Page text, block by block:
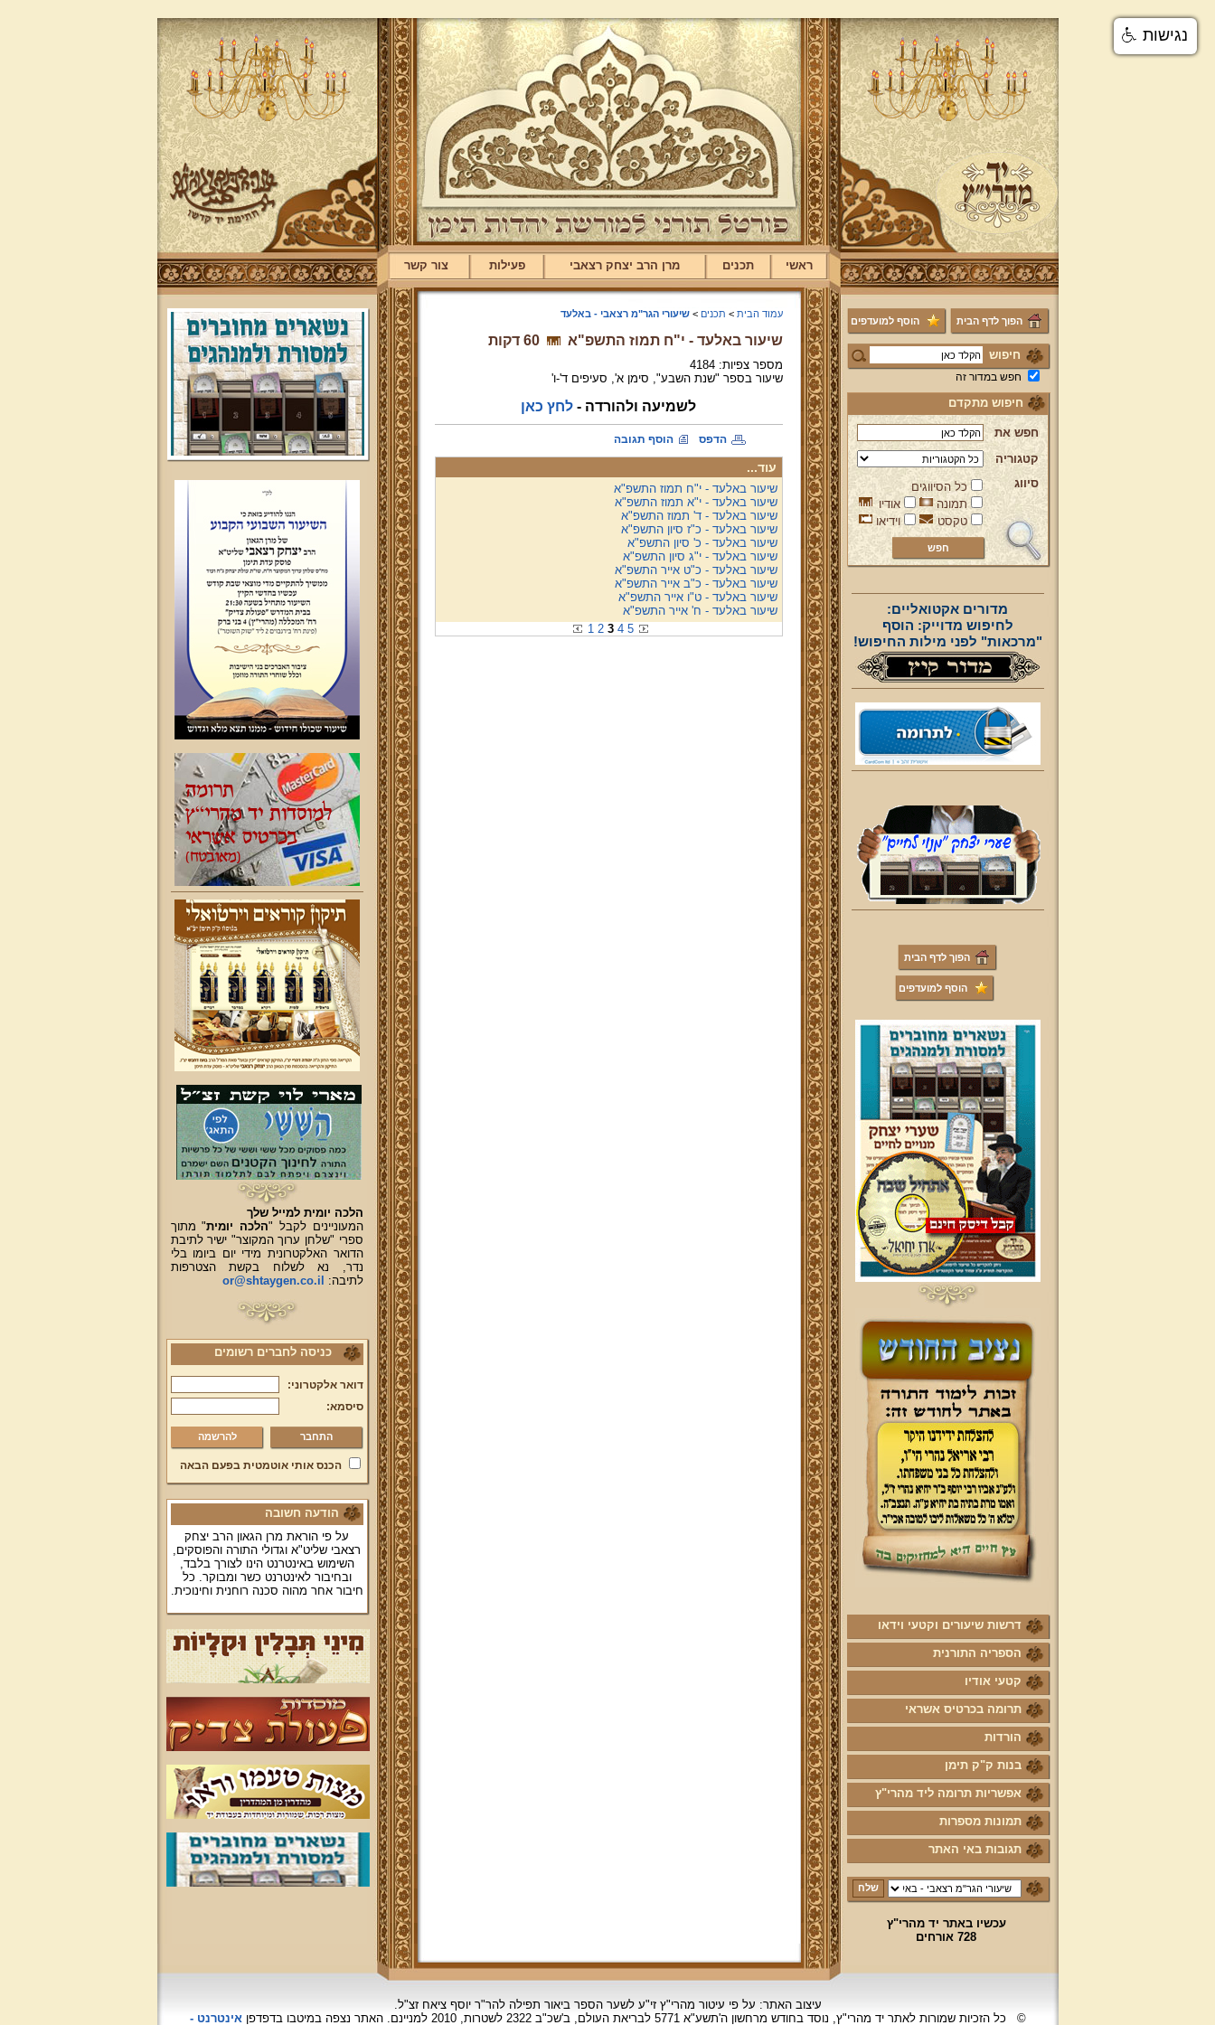
ראשי תכנים מרן הרב יצחק רצאבי פעילות צור קשר
הפוך לדף הבית הוסף למועדפים
חיפוש
חפש במדור זה
חיפוש מתקדם
חפש את
קטגוריה
סיווג
כל הסיווגים
תמונה
אודיו
טקסט
וידיאו
מדורים אקטואליים:
לחיפוש מדוייק: הוסף
"מרכאות" לפני מילות החיפוש!
הפוך לדף הבית
הוסף למועדפים
דרשות שיעורים וקטעי וידאו
הספריה התורנית
קטעי אודיו
תרומה בכרטיס אשראי
הורדות
בנות ק"ק תימן
אפשריות תרומה ליד מהרי"ץ
תמונות מספרות
תגובות באי האתר
עכשיו באתר יד מהרי"ץ
728 אורחים
עמוד הבית > תכנים >שיעורי הגר"מ רצאבי - באלעד
שיעור באלעד - י"ח תמוז התשפ"א 60 דקות
מספר צפיות: 4184
שיעור בספר "שנת השבע", סימן א', סעיפים ד'-ו'
לשמיעה ולהורדה - לחץ כאן
הדפס הוסף תגובה
עוד...
שיעור באלעד - י"ח תמוז התשפ"א
שיעור באלעד - י"א תמוז התשפ"א
שיעור באלעד - ד' תמוז התשפ"א
שיעור באלעד - כ"ז סיון התשפ"א
שיעור באלעד - כ' סיון התשפ"א
שיעור באלעד - י"ג סיון התשפ"א
שיעור באלעד - כ"ט אייר התשפ"א
שיעור באלעד - כ"ב אייר התשפ"א
שיעור באלעד - ט"ו אייר התשפ"א
שיעור באלעד - ח' אייר התשפ"א
1 2 3 4 5
הלכה יומית למייל שלך
המעוניינים לקבל "הלכה יומית" מתוך
ספרי "שלחן ערוך המקוצר" ישיר לתיבת
הדואר האלקטרונית מידי יום ביומו בלי
נדר, נא לשלוח בקשת הצטרפות
לתיבה:
or@shtaygen.co.il
כניסה לחברים רשומים
דואר אלקטרוני:
סיסמא:
להרשמה
הכנס אותי אוטמטית בפעם הבאה
הודעה חשובה
על פי הוראת מרן הגאון הרב יצחק
רצאבי שליט"א וגדולי התורה והפוסקים,
השימוש באינטרנט הינו לצורך בלבד,
ובחיבור לאינטרנט כשר ומבוקר. כל
חיבור אחר מהוה סכנה רוחנית וחינוכית.
עיצוב האתר: על פי עיטור מהרי"ץ זי"ע לשער הספר ביאור תפילה להר"ר יוסף ציאח זצ"ל.
©
כל הזכיות שמורות לאתר יד מהרי"ץ, נוסד בחודש מרחשוןה'תשע"א 5771 לבריאת העולם, ב'שכ"ב 2322 לשטרות, 2010 למניינם. האתר נצפהבמיטבו בדפדפןאינטרנט -
נגישות